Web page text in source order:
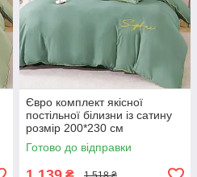
Євро комплект якісної
постільної білизни із сатину
розмір 200*230 см
Готово до відправки